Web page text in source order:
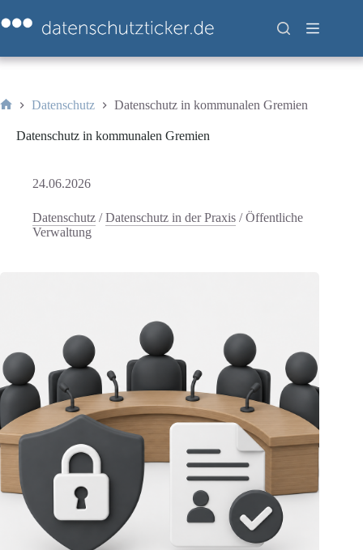
Inhalt
springen
Datenschutz Datenschutz in kommunalen Gremien
Datenschutz in kommunalen Gremien
24.06.2026
Datenschutz /Datenschutz in der Praxis /Öffentliche
Verwaltung